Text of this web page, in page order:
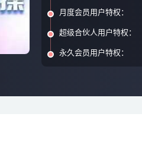
月度会员用户特权：
超级合伙人用户特权：
永久会员用户特权：